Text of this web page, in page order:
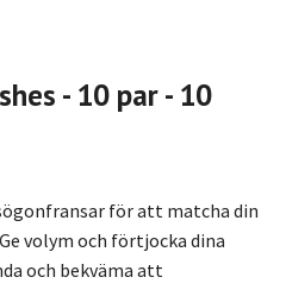
- 10 par - 10
för att matcha din
volym och förtjocka dina
och bekväma att